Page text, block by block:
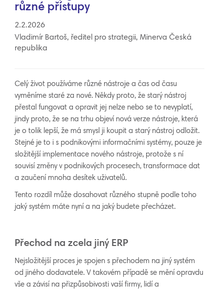
různé přístupy
2.2.2026
Vladimír Bartoš, ředitel pro strategii, Minerva Česká
republika
Celý život používáme různé nástroje a čas od času
vyměníme staré za nové. Někdy proto, že starý nástroj
přestal fungovat a opravit jej nelze nebo se to nevyplatí,
jindy proto, že se na trhu objeví nová verze nástroje, která
je o tolik lepší, že má smysl ji koupit a starý nástroj odložit.
Stejné je to i s podnikovými informačními systémy, pouze je
složitější implementace nového nástroje, protože s ní
souvisí změny v podnikových procesech, transformace dat
a zaučení mnoha desítek uživatelů.
Tento rozdíl může dosahovat různého stupně podle toho
jaký systém máte nyní a na jaký budete přecházet.
Přechod na zcela jiný ERP
Nejsložitější proces je spojen s přechodem na jiný systém
od jiného dodavatele. V takovém případě se mění opravdu
vše a závisí na přizpůsobivosti vaší firmy, lidí a